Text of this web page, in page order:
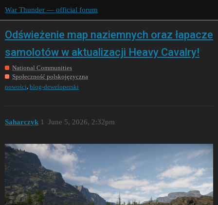
War Thunder — official forum
Odświeżenie map naziemnych oraz łapacze
samolotów w aktualizacji Heavy Cavalry!
National Communities
Społeczność polskojęzyczna
nowości blog-deweloperski
Saharczyk June 5, 2026, 2:32pm
1